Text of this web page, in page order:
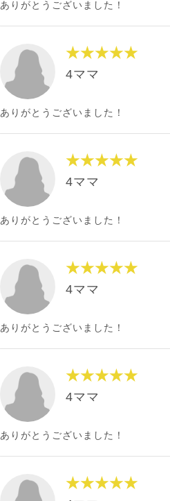
ありがとうございました！
★★★★★
4ママ
ありがとうございました！
★★★★★
4ママ
ありがとうございました！
★★★★★
4ママ
ありがとうございました！
★★★★★
4ママ
ありがとうございました！
★★★★★